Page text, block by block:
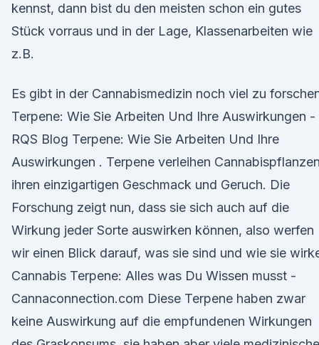
kennst, dann bist du den meisten schon ein gutes
Stück vorraus und in der Lage, Klassenarbeiten wie
z.B.
Es gibt in der Cannabismedizin noch viel zu
Terpene: Wie Sie Arbeiten Und Ihre Auswirkungen -
RQS Blog Terpene: Wie Sie Arbeiten Und Ihre
Auswirkungen . Terpene verleihen Cannabispflanzen
ihren einzigartigen Geschmack und Geruch. Die
Forschung zeigt nun, dass sie sich auch auf die
Wirkung jeder Sorte auswirken können, also werfen
wir einen Blick darauf, was sie sind und wie sie
Cannabis Terpene: Alles was Du Wissen musst -
Cannaconnection.com Diese Terpene haben zwar
keine Auswirkung auf die empfundenen Wirkungen